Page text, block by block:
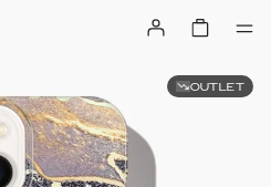
OUTLET